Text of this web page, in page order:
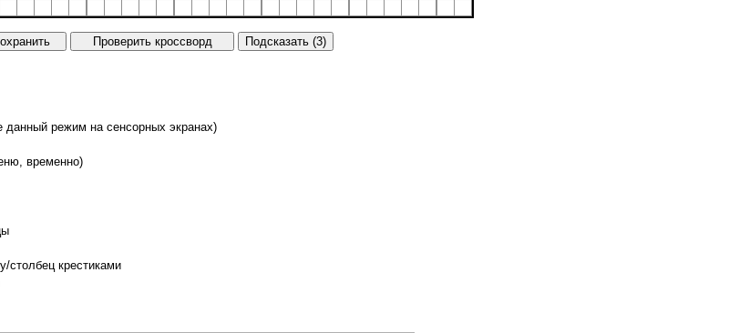
данный режим на сенсорных экранах)
временно)
столбец крестиками